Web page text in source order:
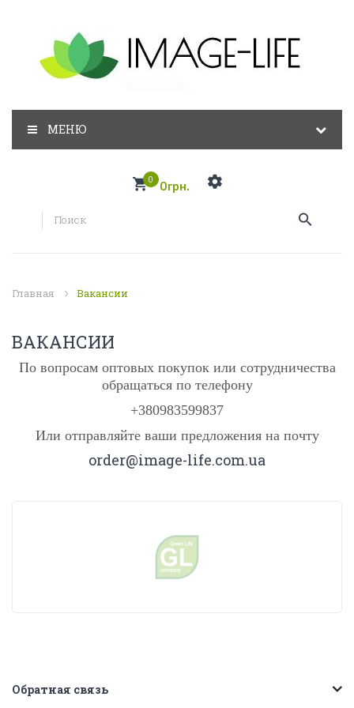
МЕНЮ
0
0грн.
Главная Вакансии
ВАКАНСИИ
По вопросам оптовых покупок или сотрудничества
обращаться по телефону
+380983599837
Или отправляйте ваши предложения на почту
order@image-life.com.ua
Обратная связь